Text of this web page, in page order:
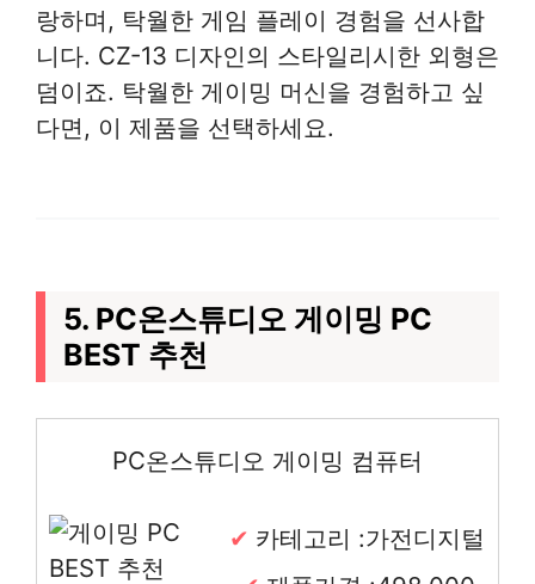
랑하며, 탁월한 게임 플레이 경험을 선사합
니다. CZ-13 디자인의 스타일리시한 외형은
덤이죠. 탁월한 게이밍 머신을 경험하고 싶
다면, 이 제품을 선택하세요.
5. PC온스튜디오 게이밍 PC
BEST 추천
PC온스튜디오 게이밍 컴퓨터
카테고리 :가전디지털